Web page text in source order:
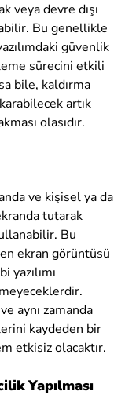
veya devre dışı
Bu genellikle
güvenlik
sürecini etkili
bile, kaldırma
artık
olasıdır.
ve kişisel ya da
tutarak
Bu
ekran görüntüsü
aynı zamanda
kaydeden bir
etkisiz olacaktır.
Yapılması